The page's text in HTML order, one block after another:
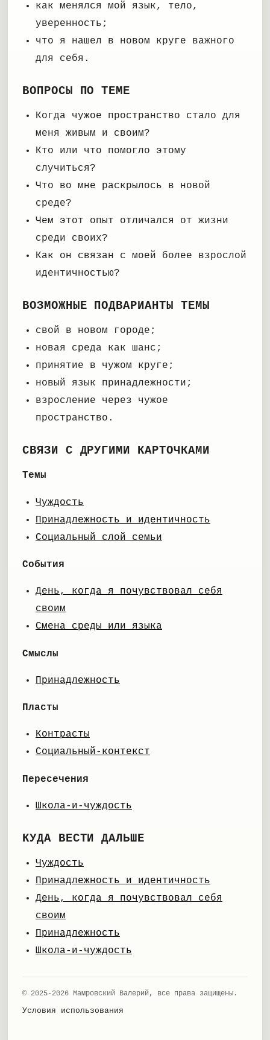
как менялся мой язык, тело,
уверенность;
что я нашел в новом круге важного
для себя.
ВОПРОСЫ ПО ТЕМЕ
Когда чужое пространство стало для
меня живым и своим?
Кто или что помогло этому
случиться?
Что во мне раскрылось в новой
среде?
Чем этот опыт отличался от жизни
среди своих?
Как он связан с моей более взрослой
идентичностью?
ВОЗМОЖНЫЕ ПОДВАРИАНТЫ ТЕМЫ
свой в новом городе;
новая среда как шанс;
принятие в чужом круге;
новый язык принадлежности;
взросление через чужое
пространство.
СВЯЗИ С ДРУГИМИ КАРТОЧКАМИ
Темы
Чуждость
Принадлежность и идентичность
Социальный слой семьи
События
День, когда я почувствовал себя
своим
Смена среды или языка
Смыслы
Принадлежность
Пласты
Контрасты
Социальный-контекст
Пересечения
Школа-и-чуждость
КУДА ВЕСТИ ДАЛЬШЕ
Чуждость
Принадлежность и идентичность
День, когда я почувствовал себя
своим
Принадлежность
Школа-и-чуждость
© 2025-2026 Мамровский Валерий, все права защищены.
Условия использования